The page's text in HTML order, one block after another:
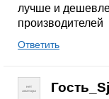
лучше и
производителей
Ответить
Гость_Sj